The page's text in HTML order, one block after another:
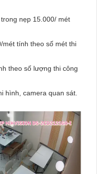
nẹp 15.000/ mét
mét tính theo số mét thi
theo số lượng thi công
hình, camera quan sát.